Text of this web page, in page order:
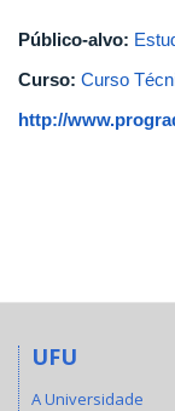
Público-alvo:
Curso: Curso
http://
UFU
A Universidade